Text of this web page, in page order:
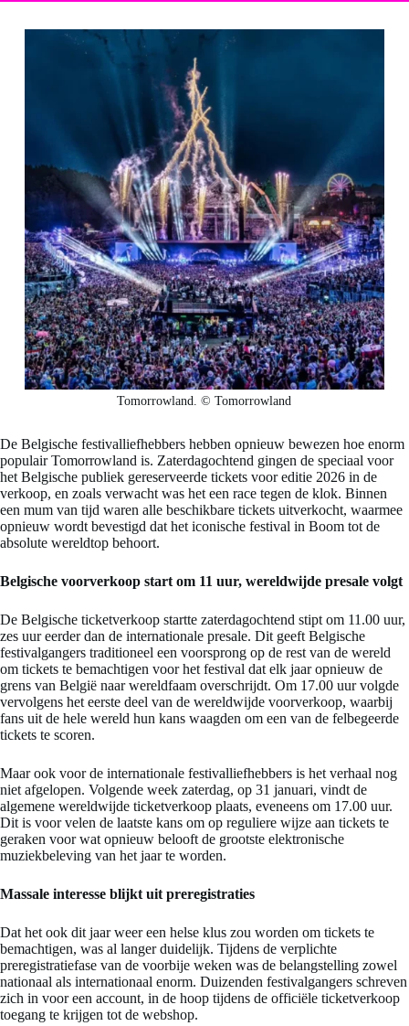
Tomorrowland. © Tomorrowland
De Belgische festivalliefhebbers hebben opnieuw bewezen hoe enorm
populair Tomorrowland is. Zaterdagochtend gingen de speciaal voor
het Belgische publiek gereserveerde tickets voor editie 2026 in de
verkoop, en zoals verwacht was het een race tegen de klok. Binnen
een mum van tijd waren alle beschikbare tickets uitverkocht, waarmee
opnieuw wordt bevestigd dat het iconische festival in Boom tot de
absolute wereldtop behoort.
Belgische voorverkoop start om 11 uur, wereldwijde presale volgt
De Belgische ticketverkoop startte zaterdagochtend stipt om 11.00 uur,
zes uur eerder dan de internationale presale. Dit geeft Belgische
festivalgangers traditioneel een voorsprong op de rest van de wereld
om tickets te bemachtigen voor het festival dat elk jaar opnieuw de
grens van België naar wereldfaam overschrijdt. Om 17.00 uur volgde
vervolgens het eerste deel van de wereldwijde voorverkoop, waarbij
fans uit de hele wereld hun kans waagden om een van de felbegeerde
tickets te scoren.
Maar ook voor de internationale festivalliefhebbers is het verhaal nog
niet afgelopen. Volgende week zaterdag, op 31 januari, vindt de
algemene wereldwijde ticketverkoop plaats, eveneens om 17.00 uur.
Dit is voor velen de laatste kans om op reguliere wijze aan tickets te
geraken voor wat opnieuw belooft de grootste elektronische
muziekbeleving van het jaar te worden.
Massale interesse blijkt uit preregistraties
Dat het ook dit jaar weer een helse klus zou worden om tickets te
bemachtigen, was al langer duidelijk. Tijdens de verplichte
preregistratiefase van de voorbije weken was de belangstelling zowel
nationaal als internationaal enorm. Duizenden festivalgangers schreven
zich in voor een account, in de hoop tijdens de officiële ticketverkoop
toegang te krijgen tot de webshop.